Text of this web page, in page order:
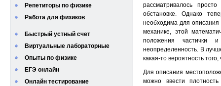
Репетиторы по физике
Работа для физиков
Быстрый устный счет
Виртуальные лабораторные
Опыты по физике
ЕГЭ онлайн
Онлайн тестирование
рассматривалось
обстановке. Однако
необходима для описания
механике, этой
положения частички
неопределенность. В
какая-то вероятность
Для описания
можно ввести плотность